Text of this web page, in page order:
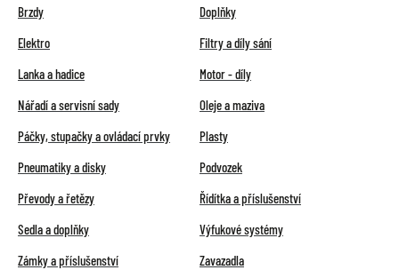
Brzdy
Doplňky
Elektro
Filtry a díly sání
Lanka a hadice
Motor - díly
Nářadí a servisní sady
Oleje a maziva
Páčky, stupačky a ovládací prvky
Plasty
Pneumatiky a disky
Podvozek
Převody a řetězy
Řídítka a příslušenství
Sedla a doplňky
Výfukové systémy
Zámky a příslušenství
Zavazadla